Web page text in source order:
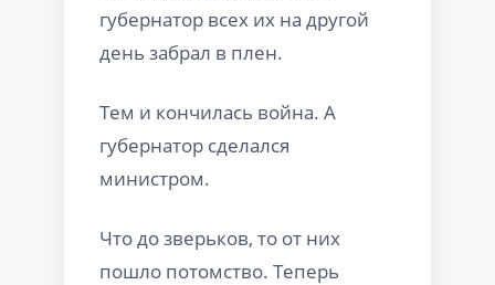
губернатор всех их на другой
день забрал в плен.
Тем и кончилась война. А
губернатор сделался
министром.
Что до зверьков, то от них
пошло потомство. Теперь